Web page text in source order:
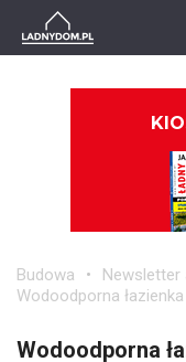
Budowa
Newsletter
Wodoodporna
Wodoodporna